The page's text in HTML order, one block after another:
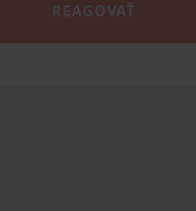
REAGOVAŤ